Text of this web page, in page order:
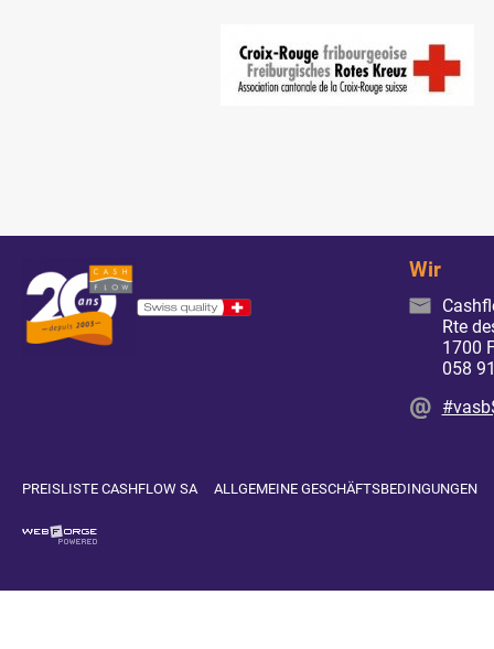
Wir
Rte
1700
058
PREISLISTE CASHFLOW SA ALLGEMEINE GESCHÄFTSBEDINGUNGEN